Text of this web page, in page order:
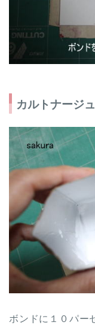
カルトナージ
ボンドに１０パー